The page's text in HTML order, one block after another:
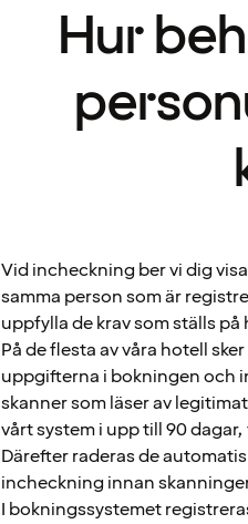
Hur
Vid incheckning ber vi dig
samma person som är
uppfylla de krav som ställs
På de flesta av våra hotell
uppgifterna i bokningen och
skanner som läser av
vårt system i upp till 90
Därefter raderas de
incheckning innan
I bokningssystemet